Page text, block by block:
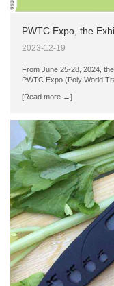
2023-12-19
From June 25-28, 2024,
PWTC Expo (Poly World
[Read more →]